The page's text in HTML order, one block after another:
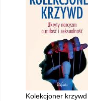
Kolekcjoner